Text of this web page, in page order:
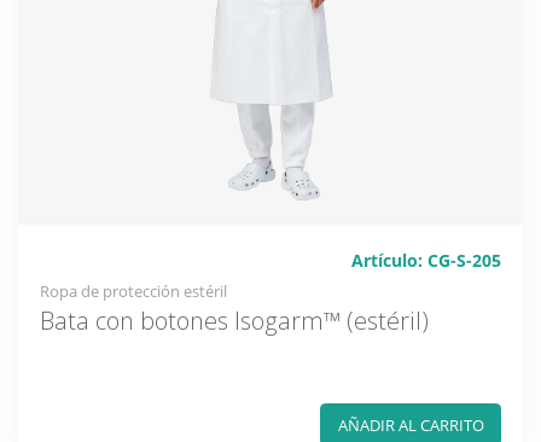
Artículo: CG-S-205
Ropa de protección estéril
Bata con botones Isogarm™ (estéril)
AÑADIR AL CARRITO